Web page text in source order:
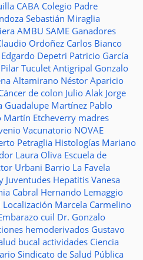
CABA Colegio Padre
Sebastián Miraglia
AMBU SAME Ganadores
Ordoñez Carlos Bianco
Edgardo Depetri Patricio García
Pilar Tuculet Antigripal Gonzalo
Altamirano Néstor Aparicio
de colon Julio Alak Jorge
Guadalupe Martínez Pablo
Martín Etcheverry madres
Vacunatorio NOVAE
Petraglia Histologías Mariano
Laura Oliva Escuela de
Urbani Barrio La Favela
Juventudes Hepatitis Vanesa
Cabral Hernando Lemaggio
Localización Marcela Carmelino
cuil Dr. Gonzalo
hemoderivados Gustavo
bucal actividades Ciencia
Sindicato de Salud Pública